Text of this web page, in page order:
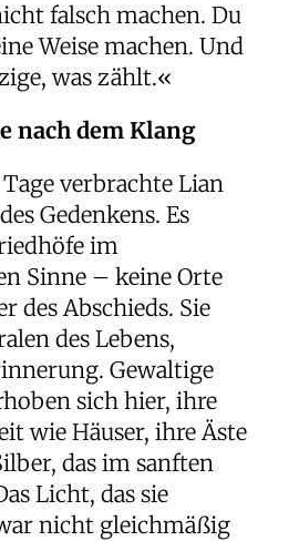
falsch machen. Du
Weise machen. Und
was zählt.«
nach dem Klang
verbrachte Lian
Gedenkens. Es
im
Sinne – keine Orte
des Abschieds. Sie
des Lebens,
Gewaltige
sich hier, ihre
wie Häuser, ihre Äste
das im sanften
Licht, das sie
nicht gleichmäßig